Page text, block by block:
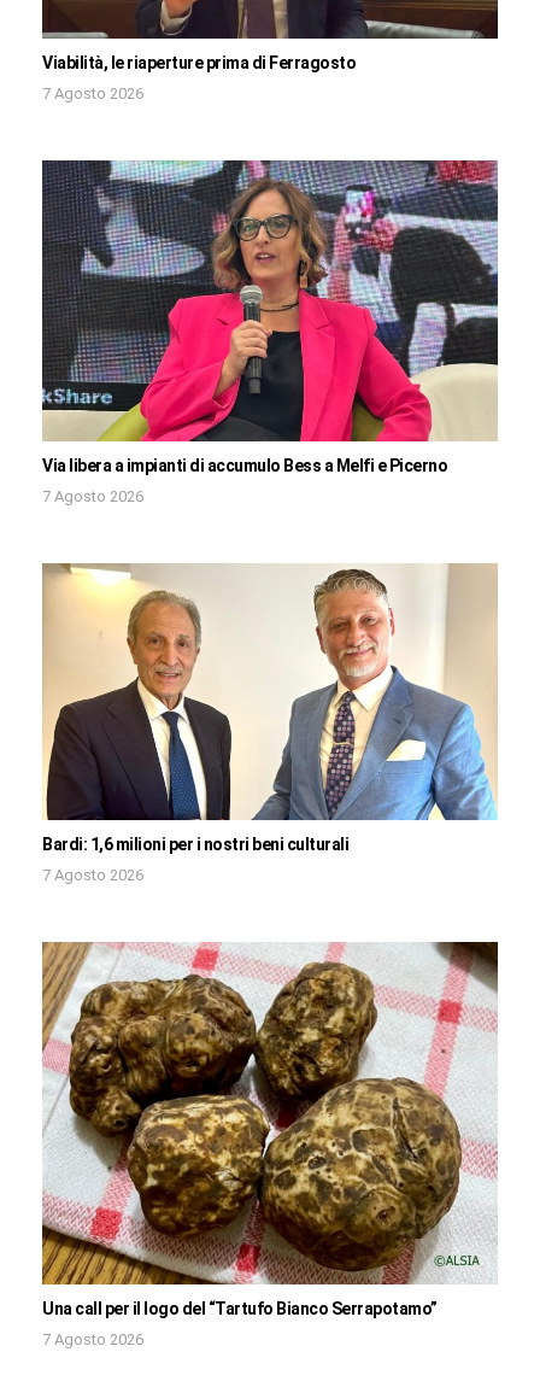
Viabilità, le riaperture prima di Ferragosto
7 Agosto 2026
Via libera a impianti di accumulo Bess a Melfi e Picerno
7 Agosto 2026
Bardi: 1,6 milioni per i nostri beni culturali
7 Agosto 2026
Una call per il logo del “Tartufo Bianco Serrapotamo”
7 Agosto 2026